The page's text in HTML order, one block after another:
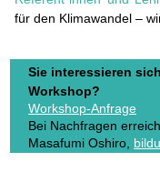
für den Klimawandel –
Sie interessieren
Workshop?
Workshop-Anfrage
Bei Nachfragen
Masafumi Oshiro,